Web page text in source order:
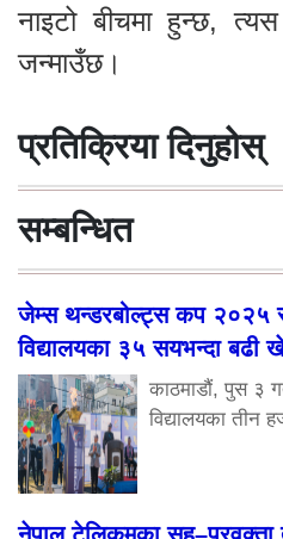
नाइटो बीचमा हुन्छ,
जन्माउँछ।
प्रतिक्रिया दिनुहोस्
सम्बन्धित
जेम्स थन्डरबोल्ट्स कप २०२५
विद्यालयका ३५ सयभन्दा बढी
काठमाडौं, पुस ३
विद्यालयका तीन